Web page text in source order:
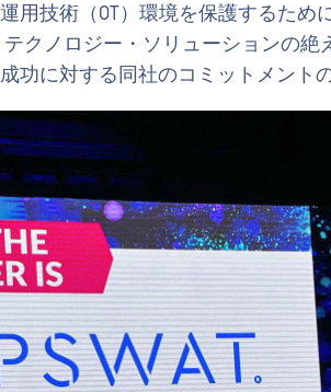
用技術（OT）環境を保護するため
クノロジー・ソリューションの絶
功に対する同社のコミットメント